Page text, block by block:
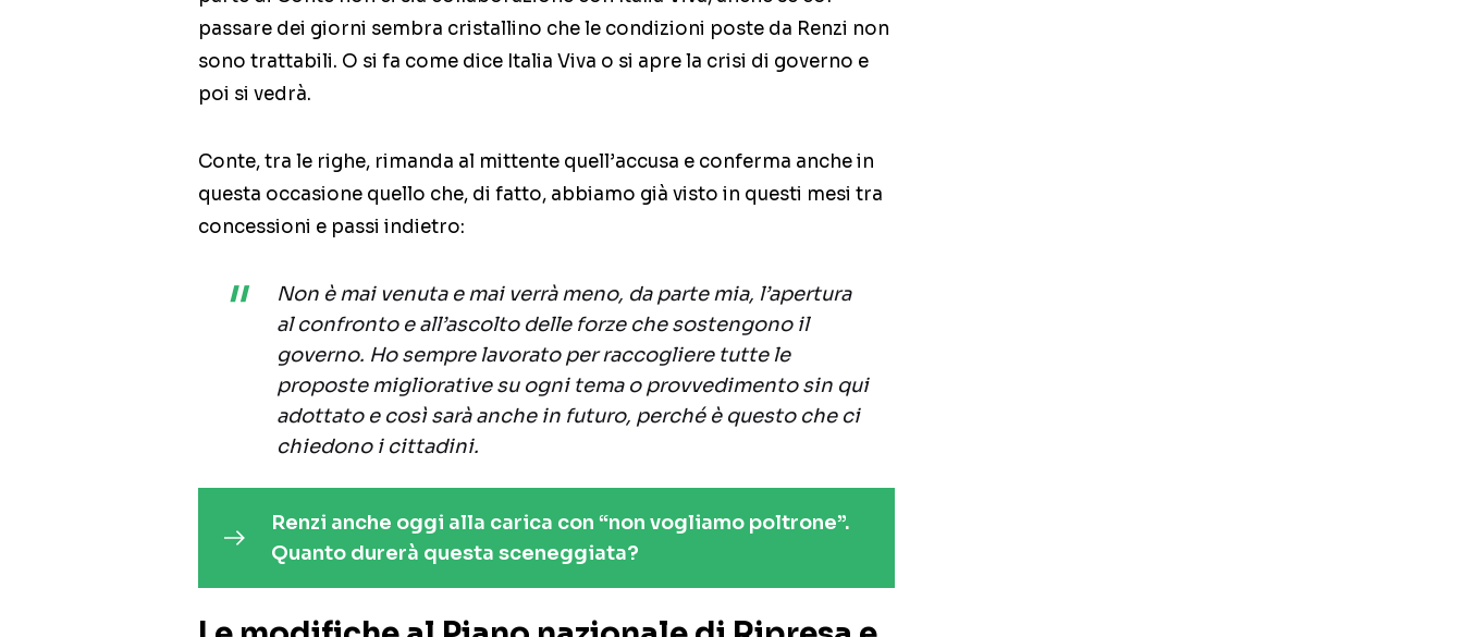
passare dei giorni sembra cristallino che le condizioni poste da Renzi non
sono trattabili. O si fa come dice Italia Viva o si apre la crisi di governo e
poi si vedrà.
Conte, tra le righe, rimanda al mittente quell’accusa e conferma anche in
questa occasione quello che, di fatto, abbiamo già visto in questi mesi tra
concessioni e passi indietro:
Non è mai venuta e mai verrà meno, da parte mia, l’apertura
al confronto e all’ascolto delle forze che sostengono il
governo. Ho sempre lavorato per raccogliere tutte le
proposte migliorative su ogni tema o provvedimento sin qui
adottato e così sarà anche in futuro, perché è questo che ci
chiedono i cittadini.
Renzi anche oggi alla carica con “non vogliamo poltrone”.
Quanto durerà questa sceneggiata?